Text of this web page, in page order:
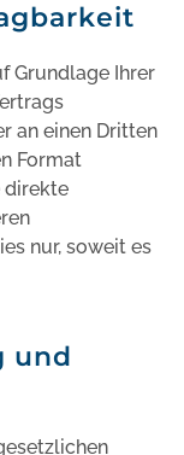
Grundlage Ihrer
an einen Dritten
Format
direkte
nur, soweit es
und